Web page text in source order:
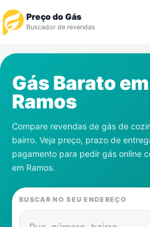
Preço do Gás
Buscador de revendas
Revendedor
Notícias
Cadastre-se
Gás
Contatos
Gás Barato em
Ramos
Compare revendas de gás de
bairro. Veja preço, prazo de
pagamento para pedir gás online
em Ramos.
BUSCAR NO SEU ENDEREÇO